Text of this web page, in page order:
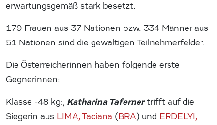
erwartungsgemäß stark besetzt.
179 Frauen aus 37 Nationen bzw. 334 Männer aus
51 Nationen sind die gewaltigen Teilnehmerfelder.
Die Österreicherinnen haben folgende erste
Gegnerinnen:
Klasse -48 kg:, Katharina Tafernertrifft auf die
Siegerin aus LIMA, Taciana (BRA) und ERDELYI,